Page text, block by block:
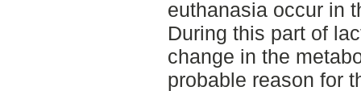
euthanasia occur in
During this part of
change in the
probable reason for